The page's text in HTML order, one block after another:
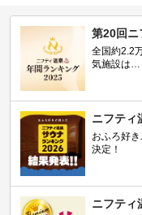
第20回ニ
全国約2.2
気施設は…
ニフティ
おふろ好
決定！
ニフティ